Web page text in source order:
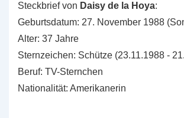
Steckbrief von Daisy de la Hoya:
Geburtsdatum: 27. November 1988
Alter: 37 Jahre
Sternzeichen: Schütze (23.11.1988 -
Beruf: TV-Sternchen
Nationalität: Amerikanerin